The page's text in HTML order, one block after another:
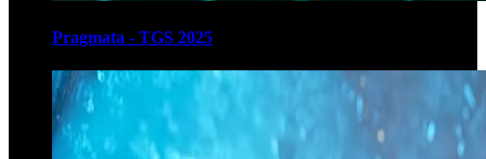
Pragmata - TGS 2025